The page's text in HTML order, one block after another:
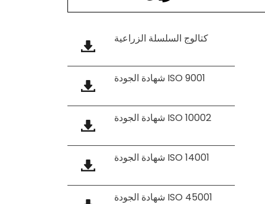
شهادة الجودة ISO 9001
شهادة الجودة ISO 10002
شهادة الجودة ISO 14001
شهادة الجودة ISO 45001